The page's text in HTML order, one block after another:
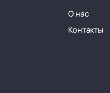
О нас
Контакты